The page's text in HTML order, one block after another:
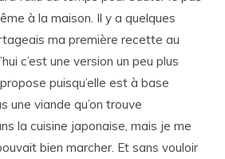
à la maison. Il y a quelques
ma première recette au
c’est une version un peu plus
puisqu’elle est à base
une viande qu’on trouve
la cuisine japonaise, mais je me
bien marcher. Et sans vouloir